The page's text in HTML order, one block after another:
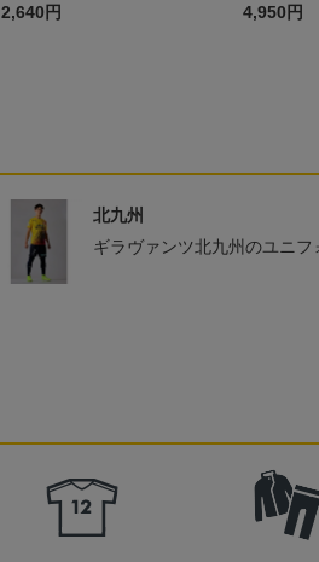
プラクティスシャツ JR
2,640円
ム上下セ
4,950円
北九州
ギラヴァンツ北九州のユニフ